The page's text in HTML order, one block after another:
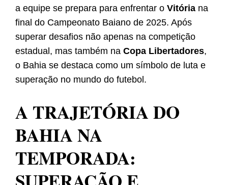
a equipe se prepara para enfrentar o Vitória na
final do Campeonato Baiano de 2025. Após
superar desafios não apenas na competição
estadual, mas também na Copa Libertadores,
o Bahia se destaca como um símbolo de luta e
superação no mundo do futebol.
A TRAJETÓRIA DO
BAHIA NA
TEMPORADA: